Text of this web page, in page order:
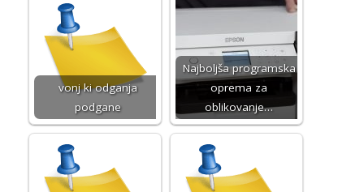
vonj ki odganja
podgane
Najboljša programska
oprema za
oblikovanje…